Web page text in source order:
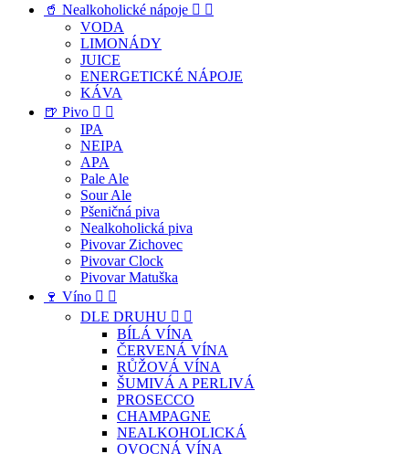
🥤 Nealkoholické nápoje  
VODA
LIMONÁDY
JUICE
ENERGETICKÉ NÁPOJE
KÁVA
🍺 Pivo  
IPA
NEIPA
APA
Pale Ale
Sour Ale
Pšeničná piva
Nealkoholická piva
Pivovar Zichovec
Pivovar Clock
Pivovar Matuška
🍷 Víno  
DLE DRUHU  
BÍLÁ VÍNA
ČERVENÁ VÍNA
RŮŽOVÁ VÍNA
ŠUMIVÁ A PERLIVÁ
PROSECCO
CHAMPAGNE
NEALKOHOLICKÁ
OVOCNÁ VÍNA